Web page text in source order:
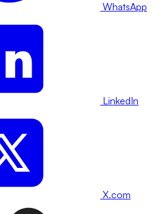
WhatsApp
LinkedIn
X.com